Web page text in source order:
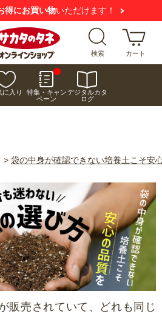
な偽サイトにご注意ください
検索 カート
に入り
特集・キャン
ペーン
デジタルカタ
ログ
> 袋の中身が確認できない培養土こそ安
販売されていて、どれも同じ